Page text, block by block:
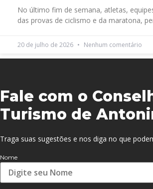
No último fim de semana, atletas,
das provas de ciclismo e da maratona,
20 de julho de 2026 Nenhum comentário
Fale com o
Turismo de
Traga suas sugestões e nos diga no que
Nome